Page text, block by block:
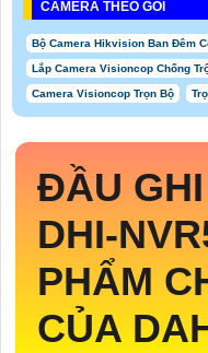
CAMERA THEO GÓI
Bộ Camera Hikvision Ban Đêm
Lắp Camera Visioncop Chống
Camera Visioncop Trọn Bộ
ĐẦU
DHI-
PHẨM
CỦA